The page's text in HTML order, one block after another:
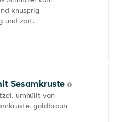
knusprig
und zart.
Sesamkruste
umhüllt von
goldbraun